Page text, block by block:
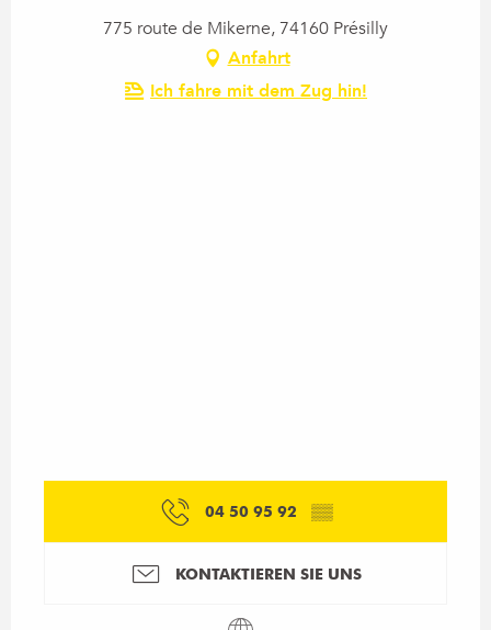
775 route de Mikerne, 74160 Présilly
Anfahrt
Ich fahre mit dem Zug hin!
04 50 95 92 ▒▒
KONTAKTIEREN SIE UNS